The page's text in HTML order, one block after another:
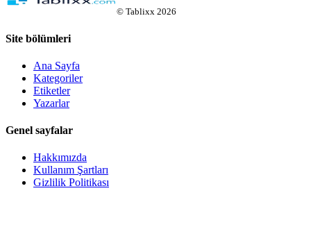
© Tablixx 2026
Site bölümleri
Ana Sayfa
Kategoriler
Etiketler
Yazarlar
Genel sayfalar
Hakkımızda
Kullanım Şartları
Gizlilik Politikası